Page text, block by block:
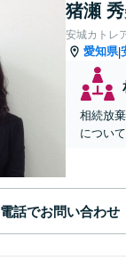
猪瀬
安城カトレ
愛知県|
相続放
につい
電話でお問い合わせ